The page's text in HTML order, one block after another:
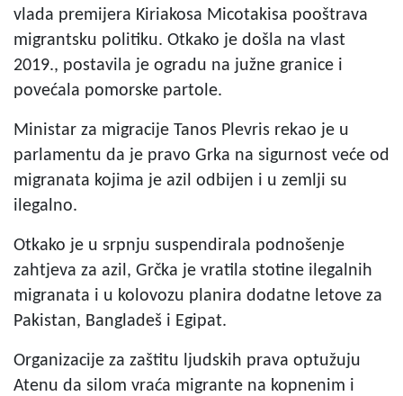
vlada premijera Kiriakosa Micotakisa pooštrava
migrantsku politiku. Otkako je došla na vlast
2019., postavila je ogradu na južne granice i
povećala pomorske partole.
Ministar za migracije Tanos Plevris rekao je u
parlamentu da je pravo Grka na sigurnost veće od
migranata kojima je azil odbijen i u zemlji su
ilegalno.
Otkako je u srpnju suspendirala podnošenje
zahtjeva za azil, Grčka je vratila stotine ilegalnih
migranata i u kolovozu planira dodatne letove za
Pakistan, Bangladeš i Egipat.
Organizacije za zaštitu ljudskih prava optužuju
Atenu da silom vraća migrante na kopnenim i